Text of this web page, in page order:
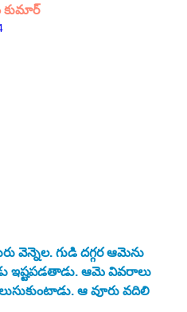
కుమార్
వెన్నెల. గుడి దగ్గర ఆమెను
ఆ వూరు వదిలి